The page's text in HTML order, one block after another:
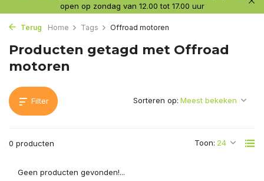
open op zondag van 12.00 tot 17.00 uur
Terug Home Tags Offroad motoren
Producten getagd met Offroad
motoren
Filter
0 producten Toon:
Sorteren op:
Geen producten gevonden!...